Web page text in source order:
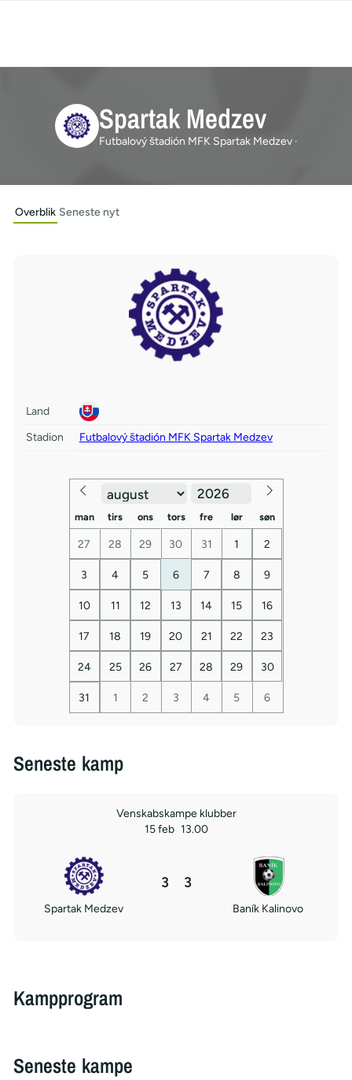
Spartak Medzev
Futbalový štadión MFK Spartak Medzev ·
Overblik Seneste nyt
Land
Stadion
Futbalový štadión MFK Spartak Medzev
man tirs ons tors fre lør søn
27 28 29 30 31 1 2
3 4 5 6 7 8 9
10 11 12 13 14 15 16
17 18 19 20 21 22 23
24 25 26 27 28 29 30
31 1 2 3 4 5 6
Seneste kamp
Venskabskampe klubber
15 feb 13.00
Spartak Medzev
3 3
Baník Kalinovo
Kampprogram
Seneste kampe